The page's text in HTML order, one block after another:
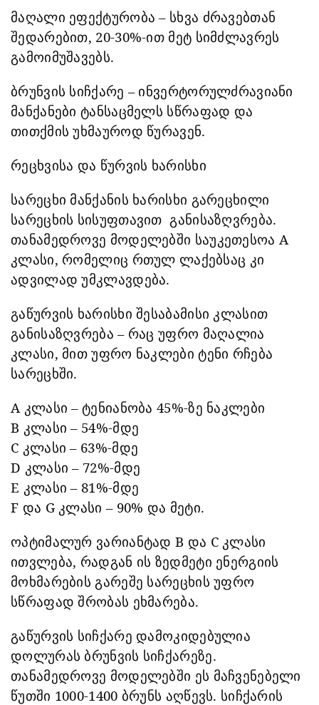
მაღალი ეფექტურობა – სხვა ძრავებთან
შედარებით, 20-30%-ით მეტ სიმძლავრეს
გამოიმუშავებს.
ბრუნვის სიჩქარე – ინვერტორულძრავიანი
მანქანები ტანსაცმელს სწრაფად და
თითქმის უხმაუროდ წურავენ.
რეცხვისა და წურვის ხარისხი
სარეცხი მანქანის ხარისხი გარეცხილი
სარეცხის სისუფთავით განისაზღვრება.
თანამედროვე მოდელებში საუკეთესოა A
კლასი, რომელიც რთულ ლაქებსაც კი
ადვილად უმკლავდება.
გაწურვის ხარისხი შესაბამისი კლასით
განისაზღვრება – რაც უფრო მაღალია
კლასი, მით უფრო ნაკლები ტენი რჩება
სარეცხში.
A კლასი – ტენიანობა 45%-ზე ნაკლები
B კლასი – 54%-მდე
C კლასი – 63%-მდე
D კლასი – 72%-მდე
E კლასი – 81%-მდე
F და G კლასი – 90% და მეტი.
ოპტიმალურ ვარიანტად B და C კლასი
ითვლება, რადგან ის ზედმეტი ენერგიის
მოხმარების გარეშე სარეცხის უფრო
სწრაფად შრობას ეხმარება.
გაწურვის სიჩქარე დამოკიდებულია
დოლურას ბრუნვის სიჩქარეზე.
თანამედროვე მოდელებში ეს მაჩვენებელი
წუთში 1000-1400 ბრუნს აღწევს. სიჩქარის